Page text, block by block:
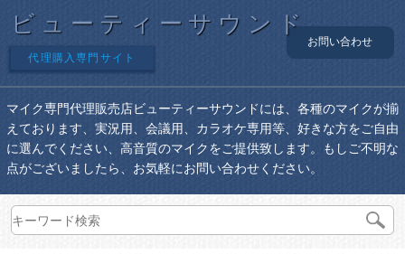
ビューティーサウンド
代理購入専門サイト
お問い合わせ
マイク専門代理販売店ビューティーサウンドには、各種のマイクが揃
えております、実況用、会議用、カラオケ専用等、好きな方をご自由
に選んでください、高音質のマイクをご提供致します。もしご不明な
点がございましたら、お気軽にお問い合わせください。